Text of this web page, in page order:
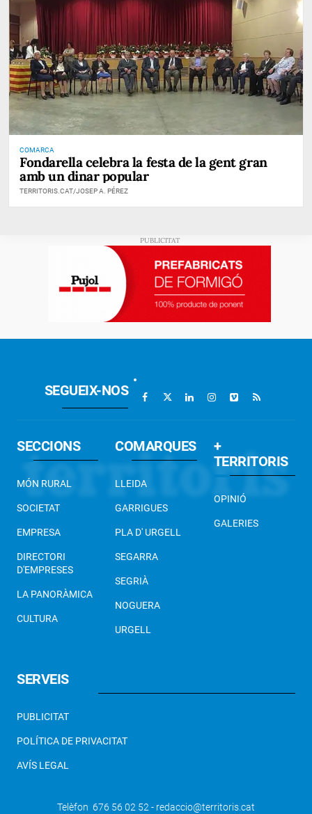
COMARCA
Fondarella celebra la festa de la gent gran
amb un dinar popular
TERRITORIS.CAT/JOSEP A. PÉREZ
SEGUEIX-NOS
SECCIONS
MÓN RURAL
SOCIETAT
EMPRESA
DIRECTORI
D'EMPRESES
LA PANORÀMICA
CULTURA
COMARQUES
LLEIDA
GARRIGUES
PLA D' URGELL
SEGARRA
SEGRIÀ
NOGUERA
URGELL
+
TERRITORIS
OPINIÓ
GALERIES
SERVEIS
PUBLICITAT
POLÍTICA DE PRIVACITAT
AVÍS LEGAL
Telèfon 676 56 02 52 - redaccio@territoris.cat